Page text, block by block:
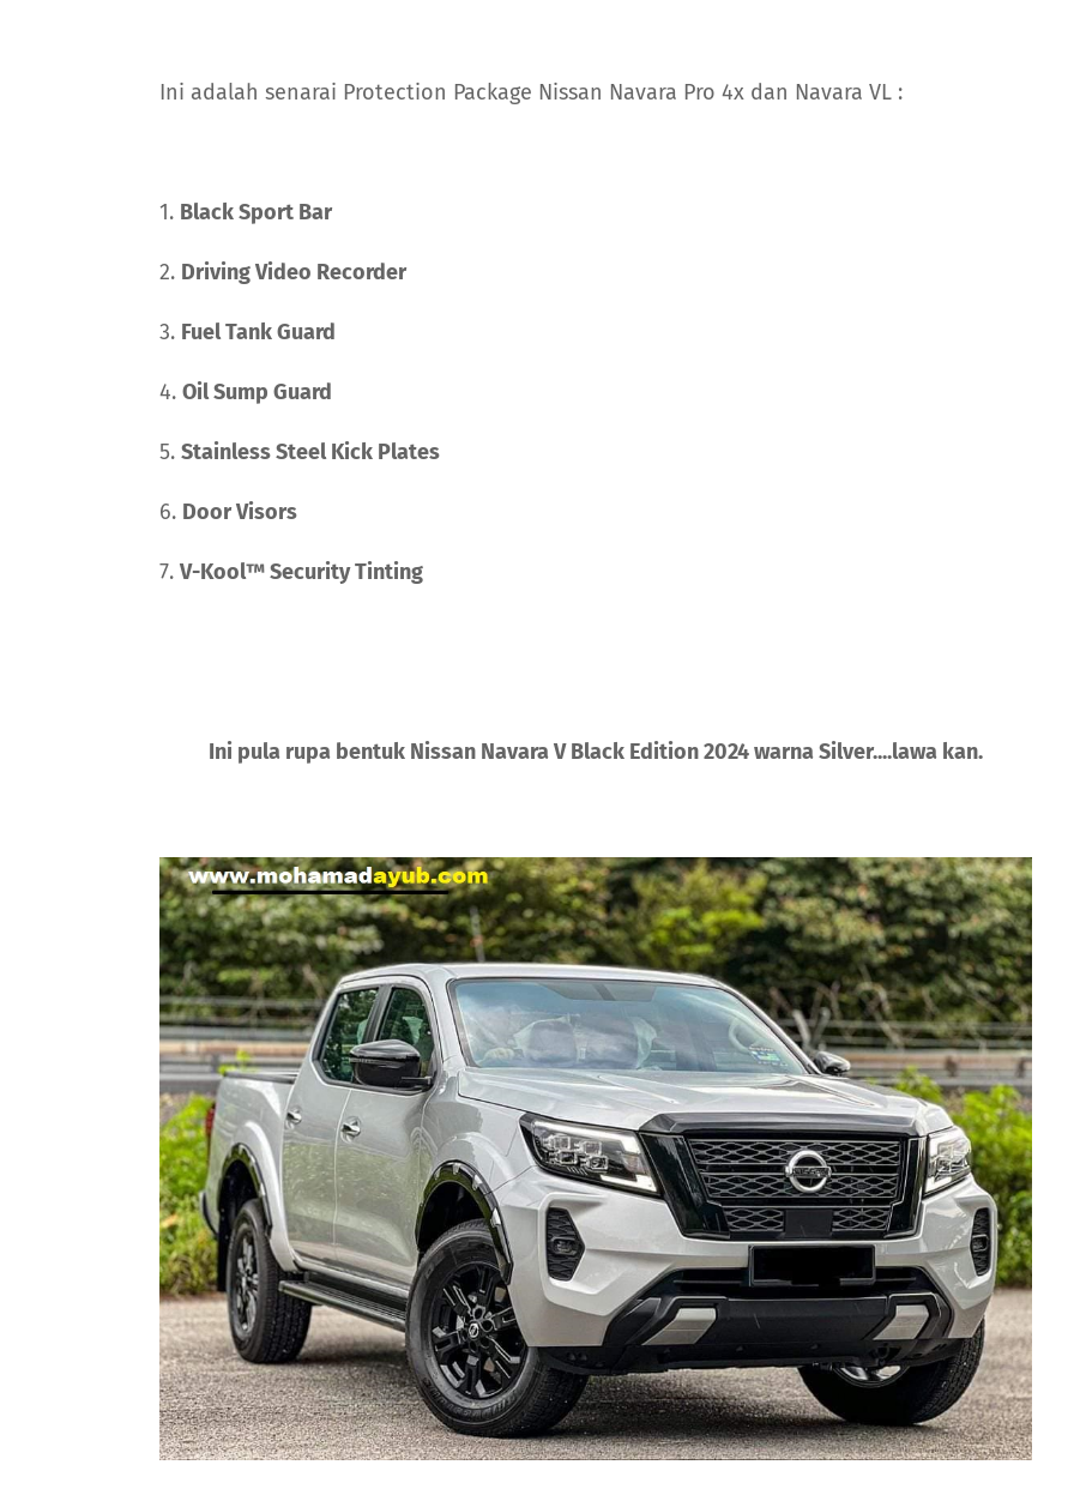
Ini adalah senarai Protection Package Nissan Navara Pro 4x dan Navara VL :
1. Black Sport Bar
2. Driving Video Recorder
3. Fuel Tank Guard
4. Oil Sump Guard
5. Stainless Steel Kick Plates
6. Door Visors
7. V-Kool™ Security Tinting
Ini pula rupa bentuk Nissan Navara V Black Edition 2024 warna Silver....lawa kan.